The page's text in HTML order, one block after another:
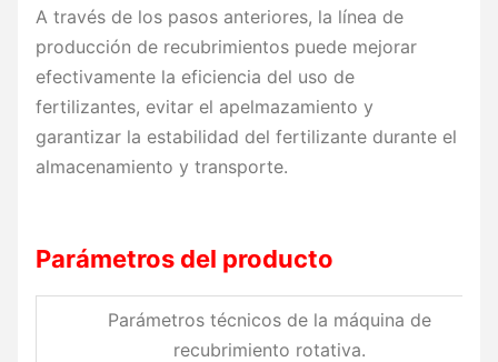
A través de los pasos anteriores, la línea de
producción de recubrimientos puede mejorar
efectivamente la eficiencia del uso de
fertilizantes, evitar el apelmazamiento y
garantizar la estabilidad del fertilizante durante el
almacenamiento y transporte.
Parámetros del producto
Parámetros técnicos de la máquina de
recubrimiento rotativa.